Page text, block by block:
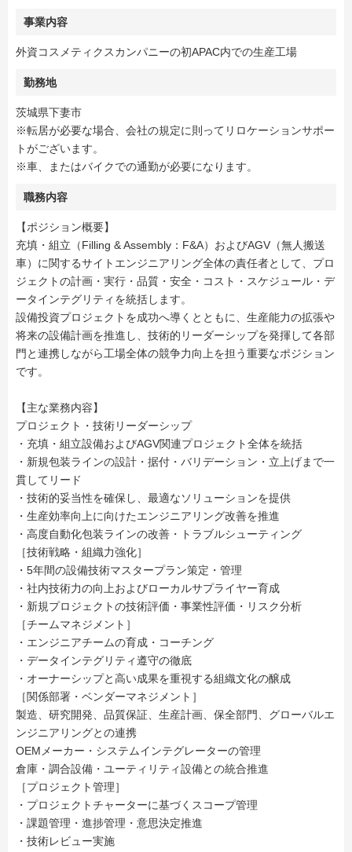
事業内容
外資コスメティクスカンパニーの初APAC内での生産工場
勤務地
茨城県下妻市
※転居が必要な場合、会社の規定に則ってリロケーションサポー
トがございます。
※車、またはバイクでの通勤が必要になります。
職務内容
【ポジション概要】
充填・組立（Filling & Assembly：F&A）およびAGV（無人搬送
車）に関するサイトエンジニアリング全体の責任者として、プロ
ジェクトの計画・実行・品質・安全・コスト・スケジュール・デ
ータインテグリティを統括します。
設備投資プロジェクトを成功へ導くとともに、生産能力の拡張や
将来の設備計画を推進し、技術的リーダーシップを発揮して各部
門と連携しながら工場全体の競争力向上を担う重要なポジション
です。
【主な業務内容】
プロジェクト・技術リーダーシップ
・充填・組立設備およびAGV関連プロジェクト全体を統括
・新規包装ラインの設計・据付・バリデーション・立上げまで一
貫してリード
・技術的妥当性を確保し、最適なソリューションを提供
・生産効率向上に向けたエンジニアリング改善を推進
・高度自動化包装ラインの改善・トラブルシューティング
［技術戦略・組織力強化］
・5年間の設備技術マスタープラン策定・管理
・社内技術力の向上およびローカルサプライヤー育成
・新規プロジェクトの技術評価・事業性評価・リスク分析
［チームマネジメント］
・エンジニアチームの育成・コーチング
・データインテグリティ遵守の徹底
・オーナーシップと高い成果を重視する組織文化の醸成
［関係部署・ベンダーマネジメント］
製造、研究開発、品質保証、生産計画、保全部門、グローバルエ
ンジニアリングとの連携
OEMメーカー・システムインテグレーターの管理
倉庫・調合設備・ユーティリティ設備との統合推進
［プロジェクト管理］
・プロジェクトチャーターに基づくスコープ管理
・課題管理・進捗管理・意思決定推進
・技術レビュー実施